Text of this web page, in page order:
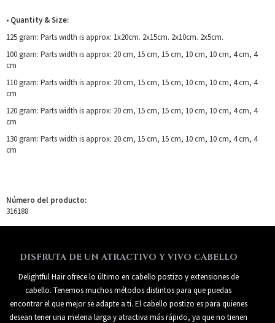
• Quantity & Size:
125 gram: Parts width is approx: 1x20cm. 2x15cm. 2x10cm. 2x5cm.
100 gram: Parts width is approx: 20 cm, 15 cm, 15 cm, 10 cm, 10 cm, 4 cm, 4
cm
110 gram: Parts width is approx: 20 cm, 15 cm, 15 cm, 10 cm, 10 cm, 4 cm, 4
cm
120 gram: Parts width is approx: 20 cm, 15 cm, 15 cm, 10 cm, 10 cm, 4 cm, 4
cm
130 gram: Parts width is approx: 20 cm, 15 cm, 15 cm, 10 cm, 10 cm, 4 cm, 4
cm
Número del producto:
316188
DISFRUTA DE UN ATRACTIVO Y VIVO CABELLO
Delightful Hair ofrece lo último en cabello postizo y extensiones de
cabello. Tenemos muchos métodos distintos para que puedas
encontrar el que mejor se adapte a ti. El cabello postizo es para quienes
desean tener una melena larga y atractiva más rápido, ya que no tienen